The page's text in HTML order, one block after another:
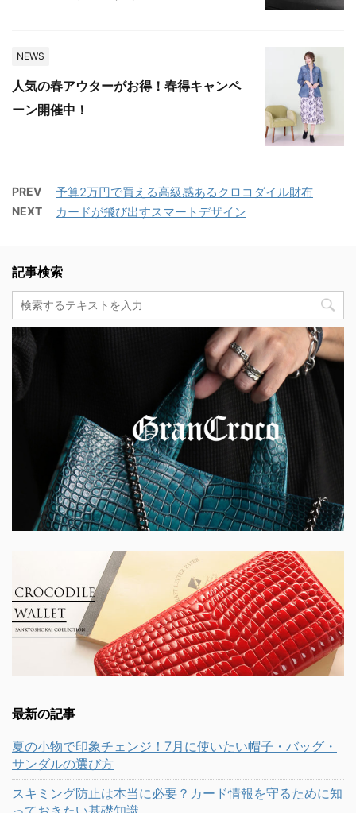
NEWS
人気の春アウターがお得！春得キャンペ
ーン開催中！
PREV 予算2万円で買える高級感あるクロコダイル財布
NEXT カードが飛び出すスマートデザイン
記事検索
最新の記事
夏の小物で印象チェンジ！7月に使いたい帽子・バッグ・
サンダルの選び方
スキミング防止は本当に必要？カード情報を守るために知